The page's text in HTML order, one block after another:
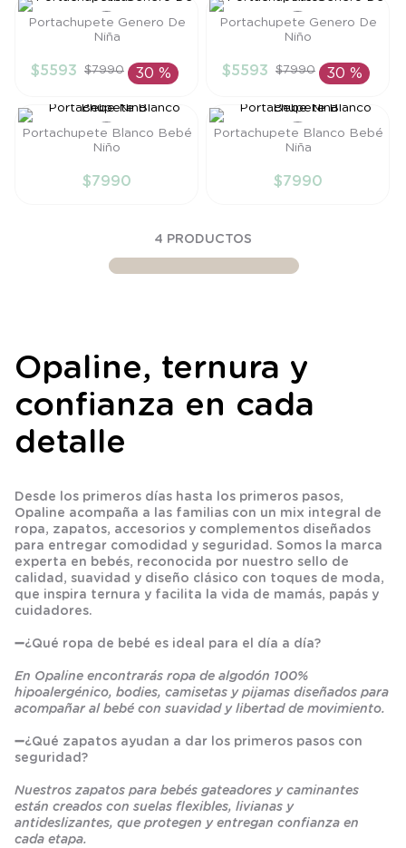
AÑADIR AL
CARRITO
Portachupete Genero De
Niña
$5593 $7990 30 %
AÑADIR AL
CARRITO
Portachupete Genero De
Niño
$5593 $7990 30 %
Portachupete Blanco Bebé
Niño
$7990
Portachupete Blanco Bebé
Niña
$7990
4 PRODUCTOS
Opaline, ternura y
confianza en cada
detalle
Desde los primeros días hasta los primeros pasos,
Opaline acompaña a las familias con un mix integral de
ropa, zapatos, accesorios y complementos diseñados
para entregar comodidad y seguridad. Somos la marca
experta en bebés, reconocida por nuestro sello de
calidad, suavidad y diseño clásico con toques de moda,
que inspira ternura y facilita la vida de mamás, papás y
cuidadores.
➖¿Qué ropa de bebé es ideal para el día a día?
En Opaline encontrarás ropa de algodón 100%
hipoalergénico, bodies, camisetas y pijamas diseñados para
acompañar al bebé con suavidad y libertad de movimiento.
➖¿Qué zapatos ayudan a dar los primeros pasos con
seguridad?
Nuestros zapatos para bebés gateadores y caminantes
están creados con suelas flexibles, livianas y
antideslizantes, que protegen y entregan confianza en
cada etapa.
8.
saco dormir
10. zapatillas niño